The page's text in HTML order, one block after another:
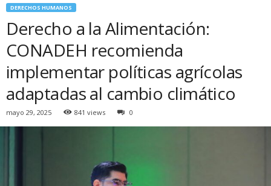
DERECHOS HUMANOS
Derecho a la Alimentación:
CONADEH recomienda
implementar políticas agrícolas
adaptadas al cambio climático
mayo 29, 2025 841 views 0